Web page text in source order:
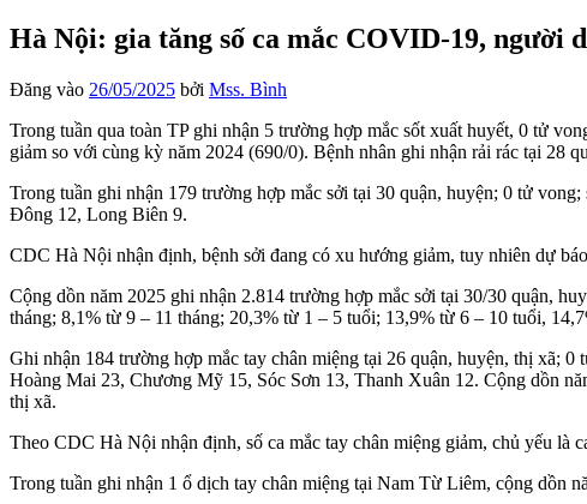
Hà Nội: gia tăng số ca mắc COVID-19, người
Đăng vào 26/05/2025 bởi Mss. Bình
Trong tuần qua toàn TP ghi nhận 5 trường hợp mắc sốt xuất huyết, 0 tử
giảm so với cùng kỳ năm 2024 (690/0). Bệnh nhân ghi nhận rải rác tại 28
Trong tuần ghi nhận 179 trường hợp mắc sởi tại 30 quận, huyện; 0 tử
Đông 12, Long Biên 9.
CDC Hà Nội nhận định, bệnh sởi đang có xu hướng giảm, tuy nhiên dự
Cộng dồn năm 2025 ghi nhận 2.814 trường hợp mắc sởi tại 30/30 quận,
tháng; 8,1% từ 9 – 11 tháng; 20,3% từ 1 – 5 tuổi; 13,9% từ 6 – 10 tuổi,
Ghi nhận 184 trường hợp mắc tay chân miệng tại 26 quận, huyện, thị xã;
Hoàng Mai 23, Chương Mỹ 15, Sóc Sơn 13, Thanh Xuân 12. Cộng dồn
thị xã.
Theo CDC Hà Nội nhận định, số ca mắc tay chân miệng giảm, chủ yếu là
Trong tuần ghi nhận 1 ổ dịch tay chân miệng tại Nam Từ Liêm, cộng dồn